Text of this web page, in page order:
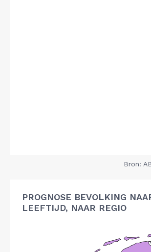
Bron:
PROGNOSE BEVOLKING
LEEFTIJD, NAAR REGIO